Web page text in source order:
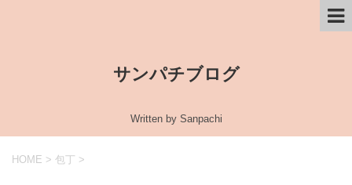
サンパチブログ
Written by Sanpachi
HOME > 包丁 >